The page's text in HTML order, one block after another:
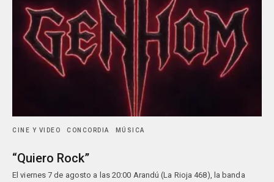
CINE Y VIDEO CONCORDIA MÚSICA
“Quiero Rock”
El viernes 7 de agosto a las 20:00 Arandú (La Rioja 468), la banda